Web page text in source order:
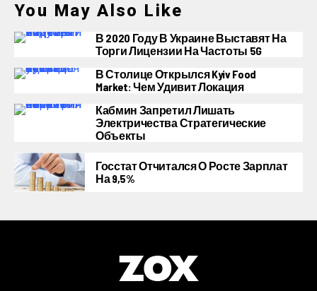
You May Also Like
В 2020 Году В Украине Выставят На
Торги Лицензии На Частоты 5G
В Столице Открылся Kyiv Food
Market: Чем Удивит Локация
Кабмин Запретил Лишать
Электричества Стратегические
Объекты
Госстат Отчитался О Росте Зарплат
На 9,5%